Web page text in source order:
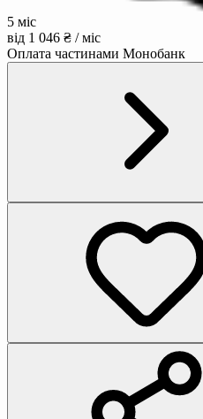
5 міс
від 1 046 ₴ / міс
Оплата частинами Монобанк